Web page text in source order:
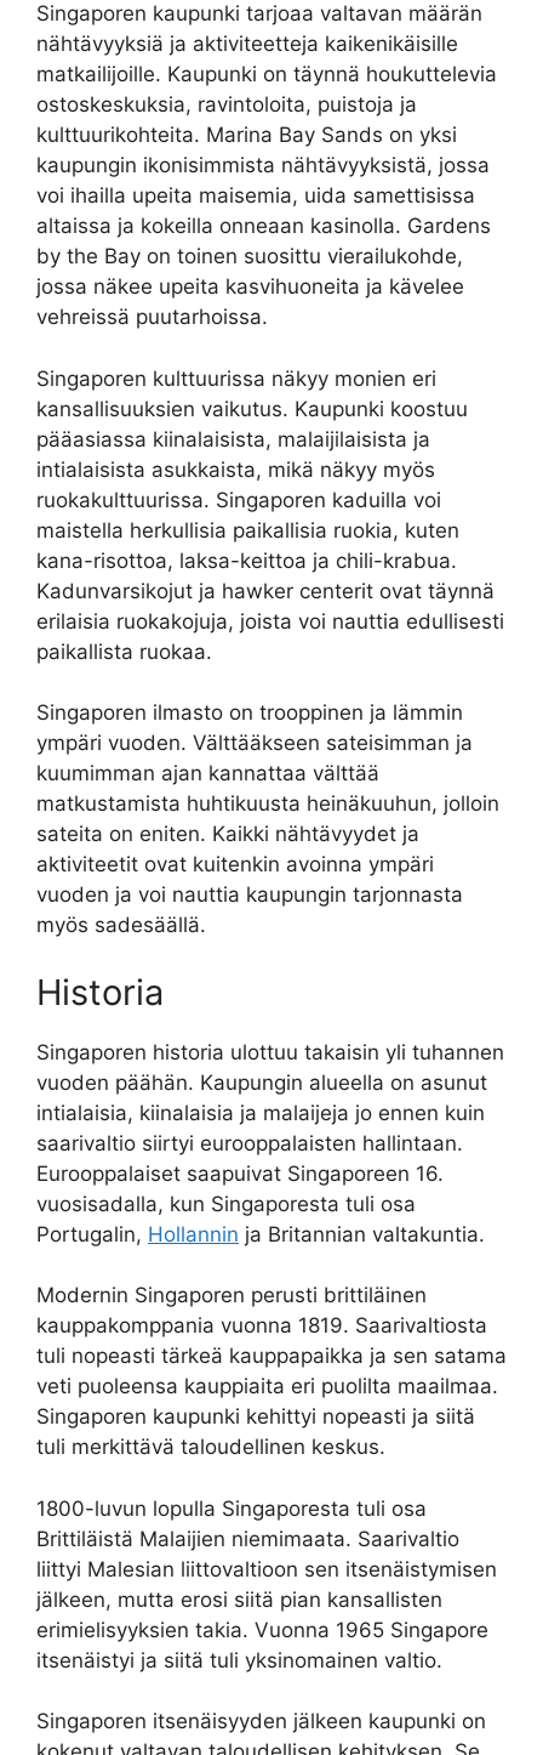
Singaporen kaupunki tarjoaa valtavan määrän
nähtävyyksiä ja aktiviteetteja kaikenikäisille
matkailijoille. Kaupunki on täynnä houkuttelevia
ostoskeskuksia, ravintoloita, puistoja ja
kulttuurikohteita. Marina Bay Sands on yksi
kaupungin ikonisimmista nähtävyyksistä, jossa
voi ihailla upeita maisemia, uida samettisissa
altaissa ja kokeilla onneaan kasinolla. Gardens
by the Bay on toinen suosittu vierailukohde,
jossa näkee upeita kasvihuoneita ja kävelee
vehreissä puutarhoissa.
Singaporen kulttuurissa näkyy monien eri
kansallisuuksien vaikutus. Kaupunki koostuu
pääasiassa kiinalaisista, malaijilaisista ja
intialaisista asukkaista, mikä näkyy myös
ruokakulttuurissa. Singaporen kaduilla voi
maistella herkullisia paikallisia ruokia, kuten
kana-risottoa, laksa-keittoa ja chili-krabua.
Kadunvarsikojut ja hawker centerit ovat täynnä
erilaisia ruokakojuja, joista voi nauttia edullisesti
paikallista ruokaa.
Singaporen ilmasto on trooppinen ja lämmin
ympäri vuoden. Välttääkseen sateisimman ja
kuumimman ajan kannattaa välttää
matkustamista huhtikuusta heinäkuuhun, jolloin
sateita on eniten. Kaikki nähtävyydet ja
aktiviteetit ovat kuitenkin avoinna ympäri
vuoden ja voi nauttia kaupungin tarjonnasta
myös sadesäällä.
Historia
Singaporen historia ulottuu takaisin yli tuhannen
vuoden päähän. Kaupungin alueella on asunut
intialaisia, kiinalaisia ja malaijeja jo ennen kuin
saarivaltio siirtyi eurooppalaisten hallintaan.
Eurooppalaiset saapuivat Singaporeen 16.
vuosisadalla, kun Singaporesta tuli osa
Portugalin, Hollannin ja Britannian valtakuntia.
Modernin Singaporen perusti brittiläinen
kauppakomppania vuonna 1819. Saarivaltiosta
tuli nopeasti tärkeä kauppapaikka ja sen satama
veti puoleensa kauppiaita eri puolilta maailmaa.
Singaporen kaupunki kehittyi nopeasti ja siitä
tuli merkittävä taloudellinen keskus.
1800-luvun lopulla Singaporesta tuli osa
Brittiläistä Malaijien niemimaata. Saarivaltio
liittyi Malesian liittovaltioon sen itsenäistymisen
jälkeen, mutta erosi siitä pian kansallisten
erimielisyyksien takia. Vuonna 1965 Singapore
itsenäistyi ja siitä tuli yksinomainen valtio.
Singaporen itsenäisyyden jälkeen kaupunki on